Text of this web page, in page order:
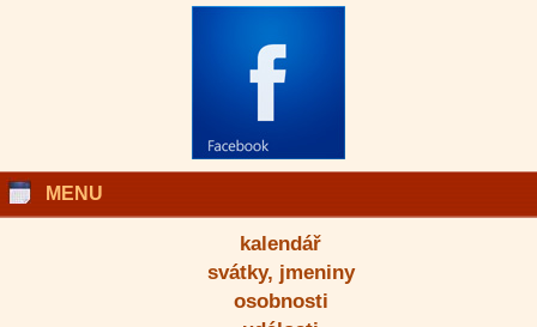
MENU
kalendář
svátky, jmeniny
osobnosti